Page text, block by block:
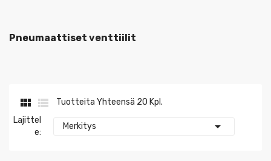
Pneumaattiset venttiilit
 
Tuotteita Yhteensä 20 Kpl.
Lajittel
E:
Merkitys 